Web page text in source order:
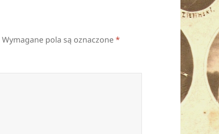
Wymagane pola są oznaczone*